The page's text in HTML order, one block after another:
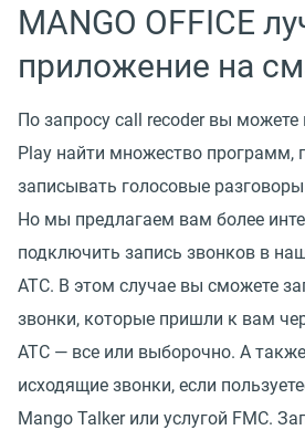
MANGO OFFICE
приложение на
По запросу call recoder вы можете
Play найти множество программ,
записывать голосовые
Но мы предлагаем вам более
подключить запись звонков в
АТС. В этом случае вы сможете
звонки, которые пришли к вам
АТС — все или выборочно. А
исходящие звонки, если
Mango Talker или услугой FMC.